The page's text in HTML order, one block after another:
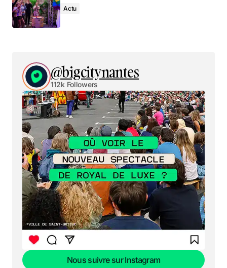
Actu
@bigcitynantes
112k Followers
Nous suivre sur Instagram